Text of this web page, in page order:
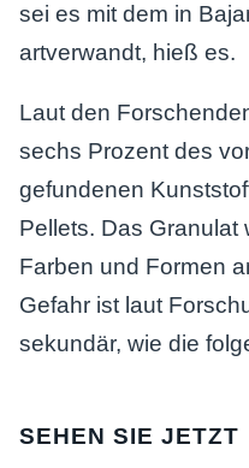
sei es mit dem in
artverwandt, hieß es.
Laut den
sechs Prozent des
gefundenen
Pellets. Das Granulat
Farben und Formen
Gefahr ist laut
sekundär, wie die
SEHEN SIE JETZT